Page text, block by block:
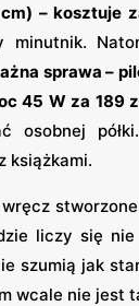
– kosztuje
minutnik.
sprawa –
45 W za 189
osobnej
książkami.
liczy się
szumią jak
wcale nie jest